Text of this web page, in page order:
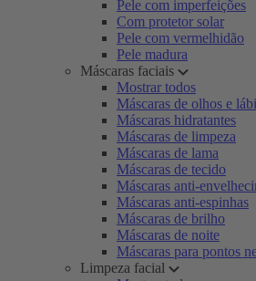
Pele com imperfeições
Com protetor solar
Pele com vermelhidão
Pele madura
Máscaras faciais
Mostrar todos
Máscaras de olhos e
Máscaras hidratantes
Máscaras de limpeza
Máscaras de lama
Máscaras de tecido
Máscaras anti-
Máscaras anti-espinhas
Máscaras de brilho
Máscaras de noite
Máscaras para pontos
Limpeza facial